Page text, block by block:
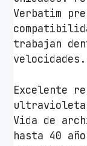
s
c
a
n
i
d
a
d
Verbatim
trabajan
velocidades.
Excelente
Vida de
hasta 40